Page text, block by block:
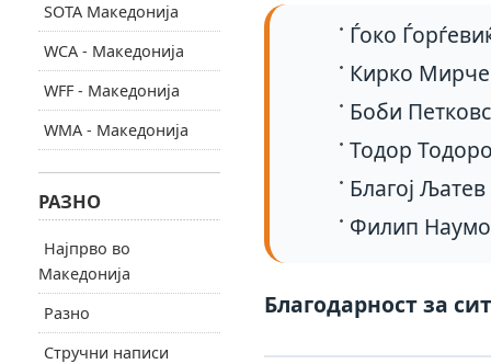
Ѓоко
Кирко
Боби
Тодор
Благој
Филип
Благодарност за
SOTA Македонија
WCA - Македонија
WFF - Македонија
WMA - Македонија
РАЗНО
Најпрво во
Македонија
Разно
Стручни написи